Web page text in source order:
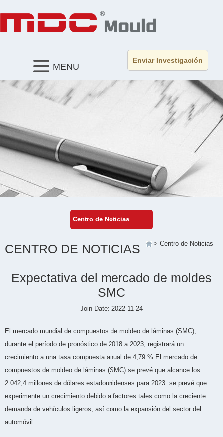
Enviar Investigación
MENU
Centro de Noticias
CENTRO DE NOTICIAS > Centro de Noticias
Expectativa del mercado de moldes
SMC
Join Date: 2022-11-24
El mercado mundial de compuestos de moldeo de láminas (SMC),
durante el período de pronóstico de 2018 a 2023, registrará un
crecimiento a una tasa compuesta anual de 4,79 % El mercado de
compuestos de moldeo de láminas (SMC) se prevé que alcance los
2.042,4 millones de dólares estadounidenses para 2023. se prevé que
experimente un crecimiento debido a factores tales como la creciente
demanda de vehículos ligeros, así como la expansión del sector del
automóvil.